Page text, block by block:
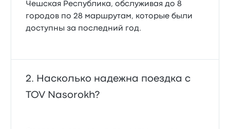
Чешская Республика, обслуживая до 8
городов по 28 маршрутам, которые были
доступны за последний год.
Насколько надежна поездка с
TOV Nasorokh?